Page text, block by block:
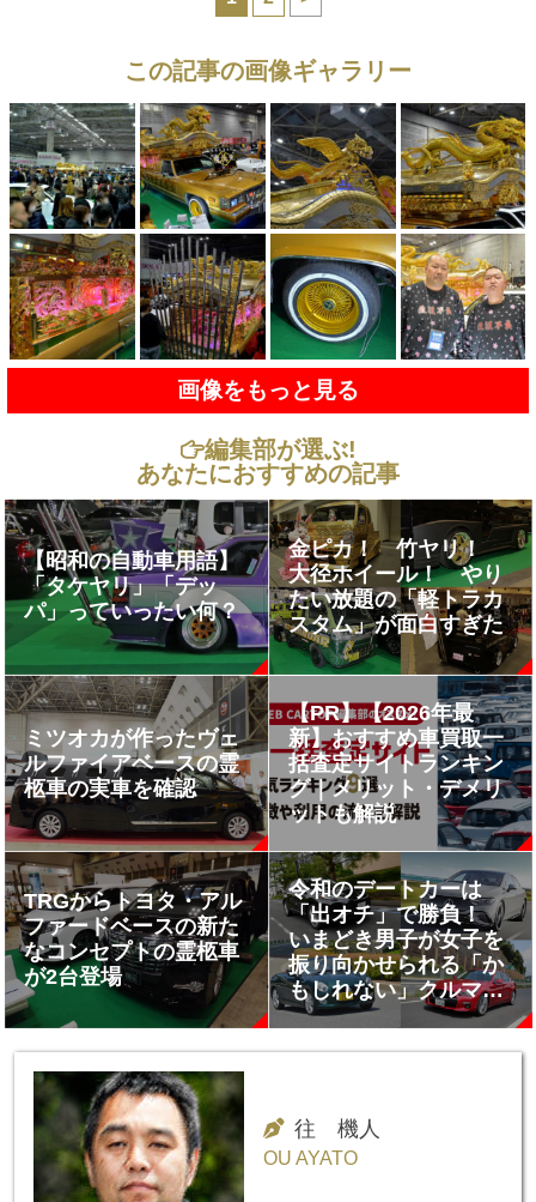
この記事の画像ギャラリー
画像をもっと見る
編集部が選ぶ!
あなたにおすすめの記事
【昭和の自動車用語】
「タケヤリ」「デッ
パ」っていったい何？
金ピカ！ 竹ヤリ！
大径ホイール！ やり
たい放題の「軽トラカ
スタム」が面白すぎた
ミツオカが作ったヴェ
ルファイアベースの霊
柩車の実車を確認
【PR】【2026年最
新】おすすめ車買取一
括査定サイトランキン
グ｜メリット・デメリ
ットも解説
TRGからトヨタ・アル
ファードベースの新た
なコンセプトの霊柩車
が2台登場
令和のデートカーは
「出オチ」で勝負！
いまどき男子が女子を
振り向かせられる「か
もしれない」クルマ４
選
往 機人
OU AYATO